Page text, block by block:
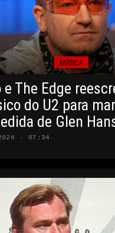
MÚSICA
e The Edge
do U2 para
de Glen
· 07:34